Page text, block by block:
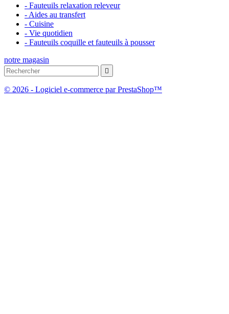
- Fauteuils relaxation releveur
- Aides au transfert
- Cuisine
- Vie quotidien
- Fauteuils coquille et fauteuils à pousser
notre magasin

© 2026 - Logiciel e-commerce par PrestaShop™